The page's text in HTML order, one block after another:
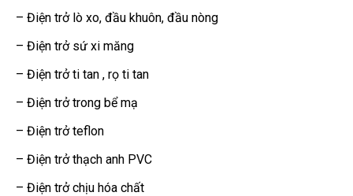
– Điện trở lò xo, đầu khuôn, đầu nòng
– Điện trở sứ xi măng
– Điện trở ti tan , rọ ti tan
– Điện trở trong bể mạ
– Điện trở teflon
– Điện trở thạch anh PVC
– Điện trở chịu hóa chất